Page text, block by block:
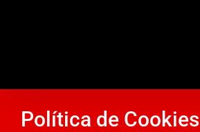
Política de Cookies